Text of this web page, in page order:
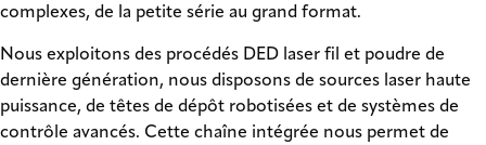
complexes, de la petite série au grand format.
Nous exploitons des procédés DED laser fil et poudre de
dernière génération, nous disposons de sources laser haute
puissance, de têtes de dépôt robotisées et de systèmes de
contrôle avancés. Cette chaîne intégrée nous permet de